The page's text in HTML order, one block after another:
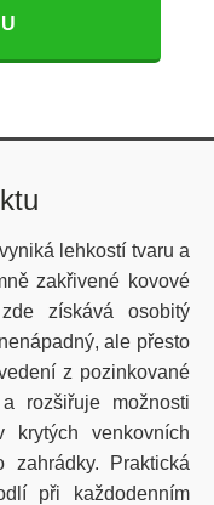
lehkostí tvaru a
zakřivené kovové
získává osobitý
ale přesto
z pozinkované
rozšiřuje možnosti
venkovních
zahrádky. Praktická
při každodenním